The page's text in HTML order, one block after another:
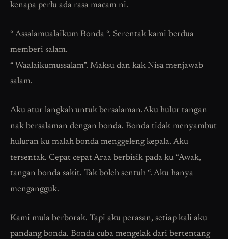
kenapa perlu ada rasa macam ni.
“ Assalamualaikum Bonda “. Serentak kami berdua
memberi salam.
“ Waalaikumussalam”. Maksu dan kak Nisa menjawab
salam.
Aku atur langkah untuk bersalaman.Aku hulur tangan
nak bersalaman dengan bonda. Bonda tidak menyambut
huluran ku malah bonda menggeleng kepala. Aku
tersentak. Cepat cepat Araa berbisik pada ku “Awak,
tangan bonda sakit. Tak boleh sentuh “. Aku hanya
mengangguk.
Kami mula berborak. Tapi aku perasan, setiap kali aku
pandang bonda. Bonda cuba mengelak dari bertentang